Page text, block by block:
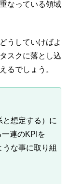
なっている領域
うしていけばよ
スクに落とし込
るでしょう。
と想定する）に
連のKPIを
うな事に取り組